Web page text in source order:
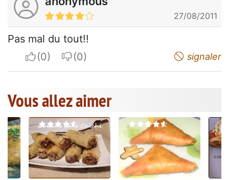
27/08/2011
Pas mal du tout!!
I apreciateI do not appreciate signaler
Vous allez aimer